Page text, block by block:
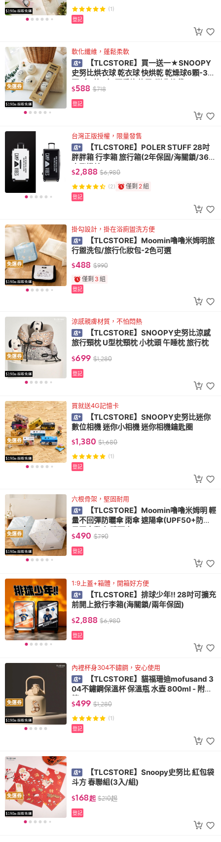
(1)
登記
免運券
軟化纖維，蓬鬆柔軟
【TLCSTORE】買一送一★SNOOPY
史努比烘衣球 乾衣球 快烘乾 乾燥球6顆-3
$588 $718
登記
台灣正版授權，限量發售
【TLCSTORE】POLER STUFF 28吋
胖胖箱 行李箱 旅行箱(2年保固/海關鎖/360
度飛機輪)
$2,888 $6,980
(2) 僅剩 2組
登記
免運券
掛勾設計，掛在浴廁盥洗方便
【TLCSTORE】Moomin嚕嚕米姆明旅
行盥洗包/旅行化妝包-2色可選
$488 $990
僅剩 3 組
登記
免運券
涼感親膚材質，不怕悶熱
【TLCSTORE】SNOOPY史努比涼感
旅行頸枕 U型枕頸枕 小枕頭 午睡枕 旅行枕
$699 $1,280
登記
免運券
買就送4G記憶卡
【TLCSTORE】SNOOPY史努比迷你
數位相機 迷你小相機 迷你相機鑰匙圈
$1,380 $1,680
(1)
登記
免運券
六根骨架，堅固耐用
【TLCSTORE】Moomin嚕嚕米姆明 輕
量不回彈防曬傘 雨傘 遮陽傘(UPF50+防曬
$490 $790
登記
1:9上蓋+箱體，開箱好方便
【TLCSTORE】排球少年!! 28吋可擴充
前開上掀行李箱(海關鎖/兩年保固)
$2,888 $6,980
登記
免運券
內裡杯身304不鏽鋼，安心使用
【TLCSTORE】貓福珊迪mofusand 3
04不鏽鋼保溫杯 保溫瓶 水壺 800ml - 附吸
管
$499 $1,280
(1)
登記
免運券
【TLCSTORE】Snoopy史努比 紅包袋
斗方 春聯組(3入/組)
$168起 $210起
登記